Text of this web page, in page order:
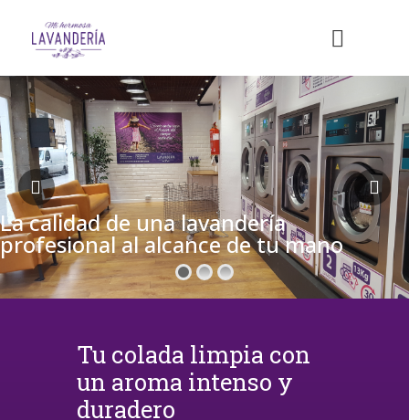
La calidad de una lavandería
profesional al alcance de tu mano
Tu colada limpia con
un aroma intenso y
duradero